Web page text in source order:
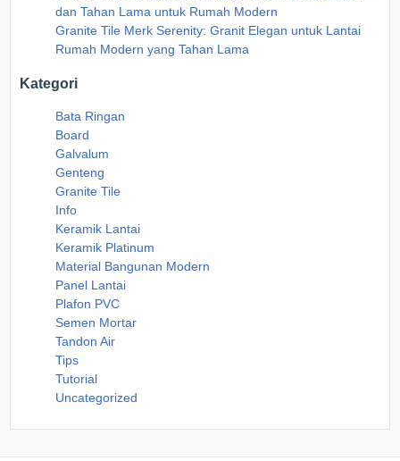
dan Tahan Lama untuk Rumah Modern
Granite Tile Merk Serenity: Granit Elegan untuk Lantai
Rumah Modern yang Tahan Lama
Kategori
Bata Ringan
Board
Galvalum
Genteng
Granite Tile
Info
Keramik Lantai
Keramik Platinum
Material Bangunan Modern
Panel Lantai
Plafon PVC
Semen Mortar
Tandon Air
Tips
Tutorial
Uncategorized